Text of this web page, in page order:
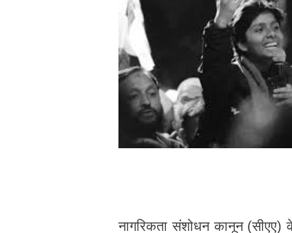
नागरिकता संशोधन कानून (सीएए)